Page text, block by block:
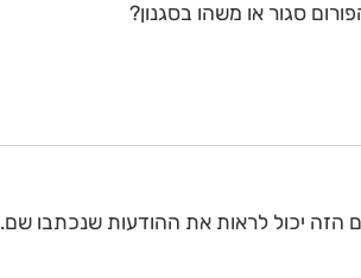
סגור או משהו בסגנון?
הזה יכול לראות את ההודעות שנכתבו שם.